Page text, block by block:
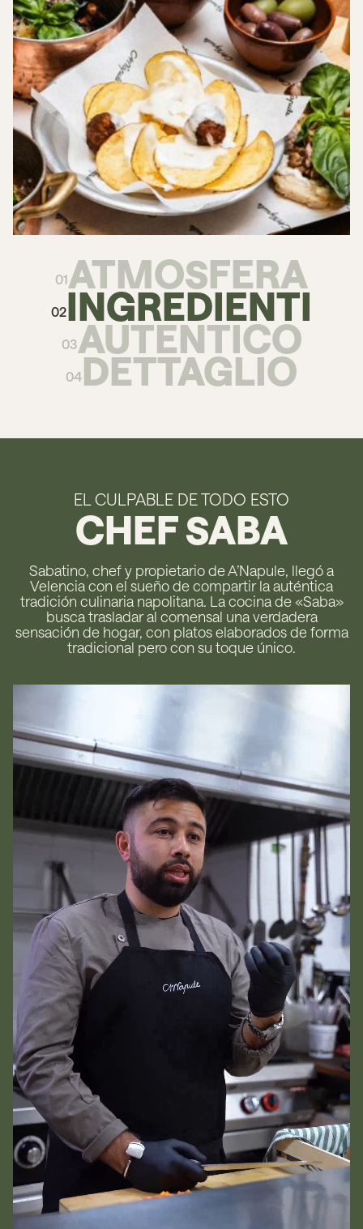
ATMOSFERA
01
INGREDIENTI
02
AUTENTICO
03
DETTAGLIO
04
EL CULPABLE DE TODO ESTO
CHEF SABA
Sabatino, chef y propietario de A’Napule, llegó a
Velencia con el sueño de compartir la auténtica
tradición culinaria napolitana. La cocina de «Saba»
busca trasladar al comensal una verdadera
sensación de hogar, con platos elaborados de forma
tradicional pero con su toque único.